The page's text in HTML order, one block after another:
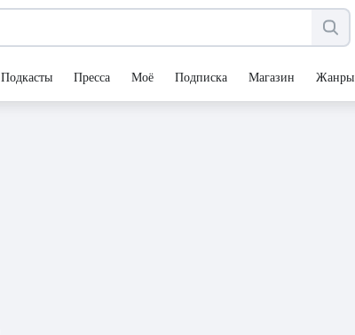
Подкасты Пресса Моё Подписка Магазин Жанры